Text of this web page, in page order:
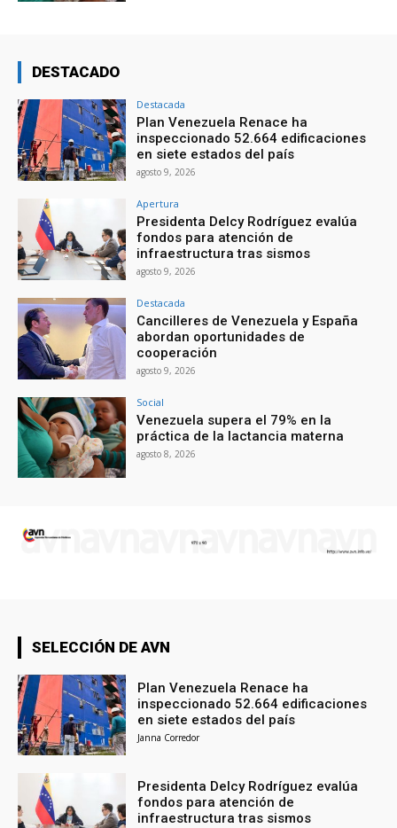
DESTACADO
Destacada
Plan Venezuela Renace ha
inspeccionado 52.664 edificaciones
en siete estados del país
agosto 9, 2026
Apertura
Presidenta Delcy Rodríguez evalúa
fondos para atención de
infraestructura tras sismos
agosto 9, 2026
Destacada
Cancilleres de Venezuela y España
abordan oportunidades de
cooperación
agosto 9, 2026
Social
Venezuela supera el 79% en la
práctica de la lactancia materna
agosto 8, 2026
SELECCIÓN DE AVN
Plan Venezuela Renace ha
inspeccionado 52.664 edificaciones
en siete estados del país
Janna Corredor
Presidenta Delcy Rodríguez evalúa
fondos para atención de
infraestructura tras sismos